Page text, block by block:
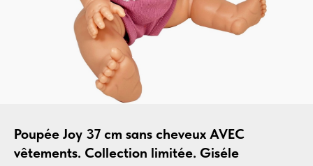
Poupée Joy 37 cm sans cheveux AVEC
vêtements. Collection limitée. Giséle